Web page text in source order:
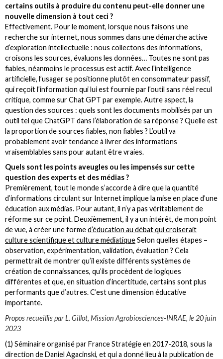
certains outils à produire du contenu peut-elle donner une
nouvelle dimension à tout ceci ?
Effectivement. Pour le moment, lorsque nous faisons une
recherche sur internet, nous sommes dans une démarche active
d’exploration intellectuelle : nous collectons des informations,
croisons les sources, évaluons les données… Toutes ne sont pas
fiables, néanmoins le processus est actif. Avec l’intelligence
artificielle, l’usager se positionne plutôt en consommateur passif,
qui reçoit l’information qui lui est fournie par l’outil sans réel recul
critique, comme sur Chat GPT par exemple. Autre aspect, la
question des sources : quels sont les documents mobilisés par un
outil tel que ChatGPT dans l’élaboration de sa réponse ? Quelle est
la proportion de sources fiables, non fiables ? L’outil va
probablement avoir tendance à livrer des informations
vraisemblables sans pour autant être vraies.
Quels sont les points aveugles ou les impensés sur cette
question des experts et des médias ?
Premièrement, tout le monde s’accorde à dire que la quantité
d’informations circulant sur Internet implique la mise en place d’une
éducation aux médias. Pour autant, il n’y a pas véritablement de
réforme sur ce point. Deuxièmement, il y a un intérêt, de mon point
de vue, à créer une formed’éducation au débat qui croiserait
culture scientifique et culture médiatiqueSelon quelles étapes –
observation, expérimentation, validation, évaluation ? Cela
permettrait de montrer qu’il existe différents systèmes de
création de connaissances, qu’ils procèdent de logiques
différentes et que, en situation d’incertitude, certains sont plus
performants que d’autres. C’est une dimension éducative
importante.
Propos recueillis par L. Gillot, Mission Agrobiosciences-INRAE, le 20 juin
2023
(1) Séminaire organisé par France Stratégie en 2017-2018, sous la
direction de Daniel Agacinski, et qui a donné lieu à la publication de